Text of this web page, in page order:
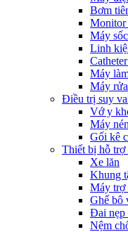
Bơm
Monitor
Máy
Linh
Máy
Máy
Điều trị suy
Vớ y
Máy
Gối kê
Thiết bị hỗ trợ
Xe lăn
Khung
Máy trợ
Ghế bô
Đai nẹp
Nệm